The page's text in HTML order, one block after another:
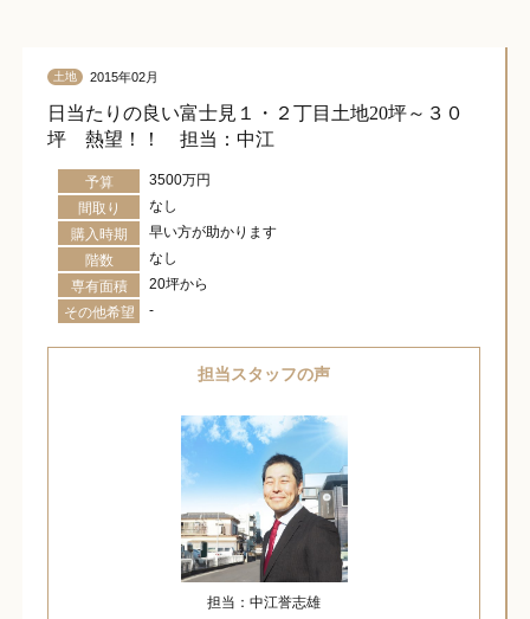
土地 2015年02月
日当たりの良い富士見１・２丁目土地20坪～３０
坪 熱望！！ 担当：中江
予算
3500万円
間取り
なし
購入時期
早い方が助かります
階数
なし
専有面積
20坪から
その他希望
-
担当スタッフの声
担当：中江誉志雄